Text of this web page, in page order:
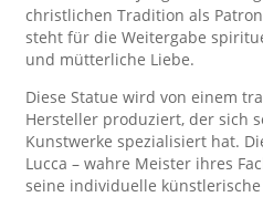
christlichen Tradition als
steht für die Weitergabe
und mütterliche Liebe.
Diese Statue wird von einem
Hersteller produziert, der sich
Kunstwerke spezialisiert hat.
Lucca – wahre Meister ihres
seine individuelle